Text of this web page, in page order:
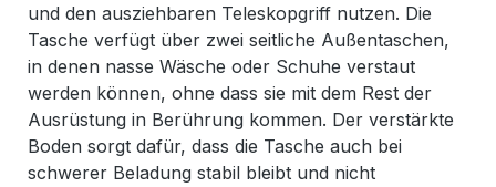
und den ausziehbaren Teleskopgriff nutzen. Die
Tasche verfügt über zwei seitliche Außentaschen,
in denen nasse Wäsche oder Schuhe verstaut
werden können, ohne dass sie mit dem Rest der
Ausrüstung in Berührung kommen. Der verstärkte
Boden sorgt dafür, dass die Tasche auch bei
schwerer Beladung stabil bleibt und nicht